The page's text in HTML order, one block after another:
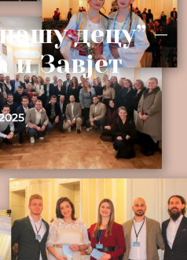
децу” –
и Завјет